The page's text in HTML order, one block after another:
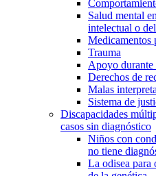
Salud mental
intelectual o
Medicamentos
Trauma
Apoyo durante
Derechos de
Malas
Sistema de
Discapacidades
casos sin diagnóstico
Niños con
no tiene
La odisea para